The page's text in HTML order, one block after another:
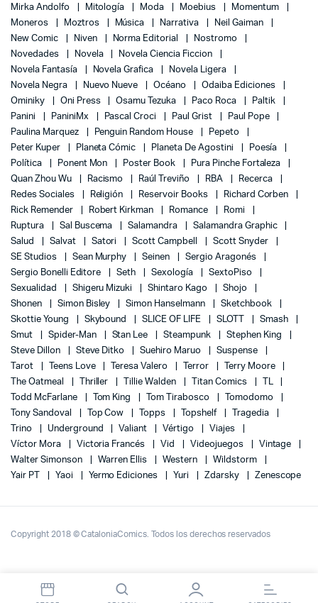
Mirka Andolfo
Mitología Moda Moebius
Momentum
Moneros
Moztros Música Narrativa
Neil Gaiman
New Comic
Niven Norma Editorial
Nostromo
Novedades
Novela
Novela Ciencia Ficcion
Novela Fantasía
Novela Grafica
Novela Ligera
Novela Negra
Nuevo Nueve Océano
Odaiba Ediciones
Ominiky
Oni Press Osamu Tezuka Paco Roca
Paltik
Panini
PaniniMx Pascal Croci Paul Grist
Paul Pope
Paulina Marquez
Penguin Random House
Pepeto
Peter Kuper
Planeta Cómic Planeta De Agostini
Poesía
Política
Ponent Mon Poster Book
Pura Pinche Fortaleza
Quan Zhou Wu
Racismo Raúl Treviño RBA
Recerca
Redes Sociales
Religión Reservoir Books
Richard Corben
Rick Remender
Robert Kirkman Romance
Romi
Ruptura
Sal Buscema Salamandra
Salamandra Graphic
Salud
Salvat Satori Scott Campbell
Scott Snyder
SE Studios
Sean Murphy Seinen
Sergio Aragonés
Sergio Bonelli Editore
Seth Sexología
SextoPiso
Sexualidad
Shigeru Mizuki Shintaro Kago
Shojo
Shonen
Simon Bisley Simon Hanselmann
Sketchbook
Skottie Young
Skybound SLICE OF LIFE SLOTT
Smash
Smut
Spider-Man Stan Lee Steampunk
Stephen King
Steve Dillon
Steve Ditko Suehiro Maruo
Suspense
Tarot
Teens Love Teresa Valero Terror
Terry Moore
The Oatmeal
Thriller Tillie Walden Titan Comics
TL
Todd McFarlane
Tom King Tom Tirabosco
Tomodomo
Tony Sandoval
Top Cow Topps Topshelf
Tragedia
Trino
Underground Valiant Vértigo
Viajes
Víctor Mora
Victoria Francés Vid Videojuegos
Vintage
Walter Simonson
Warren Ellis Western
Wildstorm
Yair PT
Yaoi Yermo Ediciones Yuri Zdarsky Zenescope
Copyright 2018 © CataloniaComics. Todos los derechos reservados